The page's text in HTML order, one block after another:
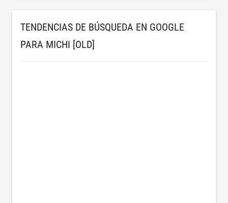
TENDENCIAS DE BÚSQUEDA EN GOOGLE
PARA MICHI [OLD]